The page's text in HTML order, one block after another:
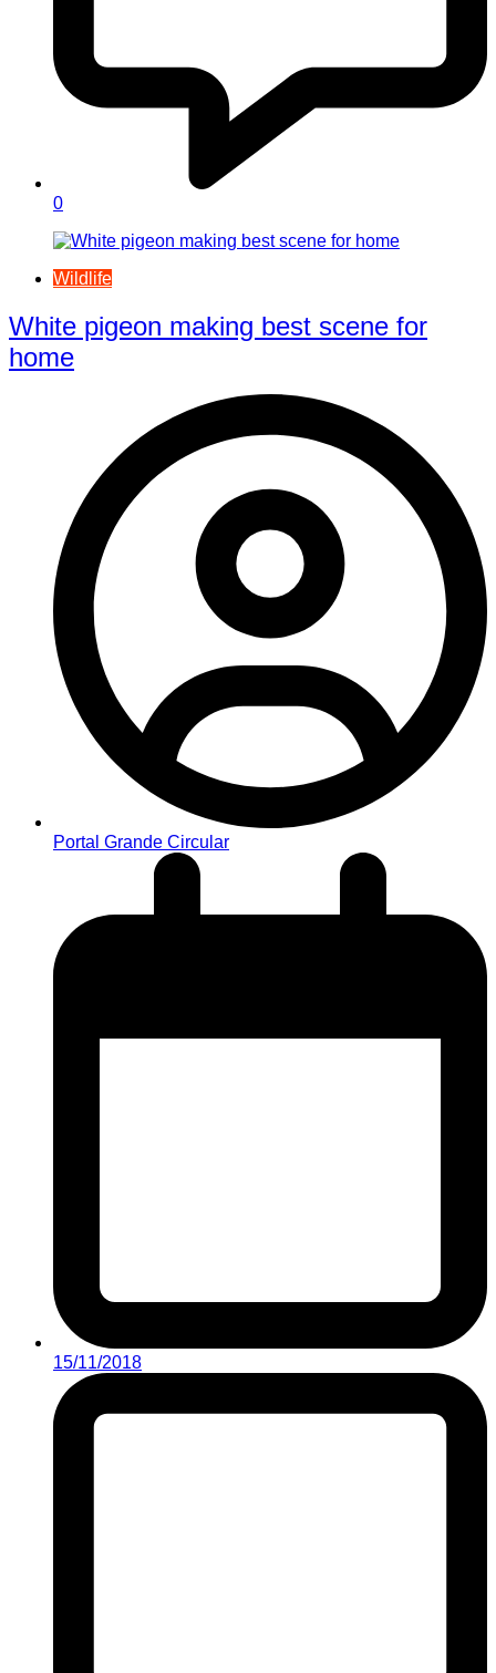
0
Wildlife
White pigeon making best scene for
home
Portal Grande Circular
15/11/2018